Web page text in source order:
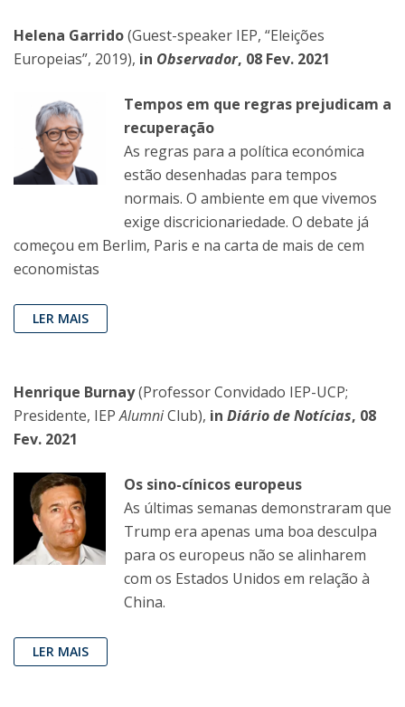
Helena Garrido(Guest-speaker IEP, “Eleições
Europeias”, 2019), in Observador, 08 Fev. 2021
Tempos em que regras prejudicam a
recuperação
As regras para a política económica
estão desenhadas para tempos
normais. O ambiente em que vivemos
exige discricionariedade. O debate já
começou em Berlim, Paris e na carta de mais de cem
economistas
LER MAIS
Henrique Burnay(Professor Convidado IEP-UCP;
Presidente, IEPAlumniClub), in Diário de Notícias, 08
Fev. 2021
Os sino-cínicos europeus
As últimas semanas demonstraram que
Trump era apenas uma boa desculpa
para os europeus não se alinharem
com os Estados Unidos em relação à
China.
LER MAIS